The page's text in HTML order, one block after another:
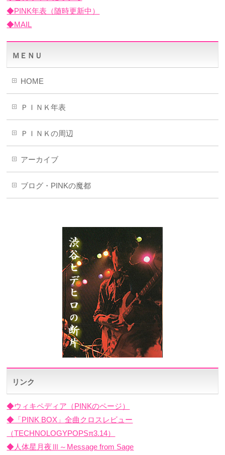
◆PINK年表（随時更新中）
◆MAIL
ＭＥＮＵ
HOME
ＰＩＮＫ年表
ＰＩＮＫの周辺
アーカイブ
ブログ・PINKの魔都
リンク
◆ウィキペディア（PINKのページ）
◆「PINK BOX」全曲クロスレビュー
（TECHNOLOGYPOPSπ3.14）
◆人体星月夜Ⅲ～Message from Sage